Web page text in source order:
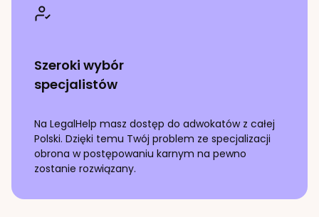
Szeroki wybór
specjalistów
Na LegalHelp masz dostęp do adwokatów z całej
Polski. Dzięki temu Twój problem ze specjalizacji
obrona w postępowaniu karnym na pewno
zostanie rozwiązany.